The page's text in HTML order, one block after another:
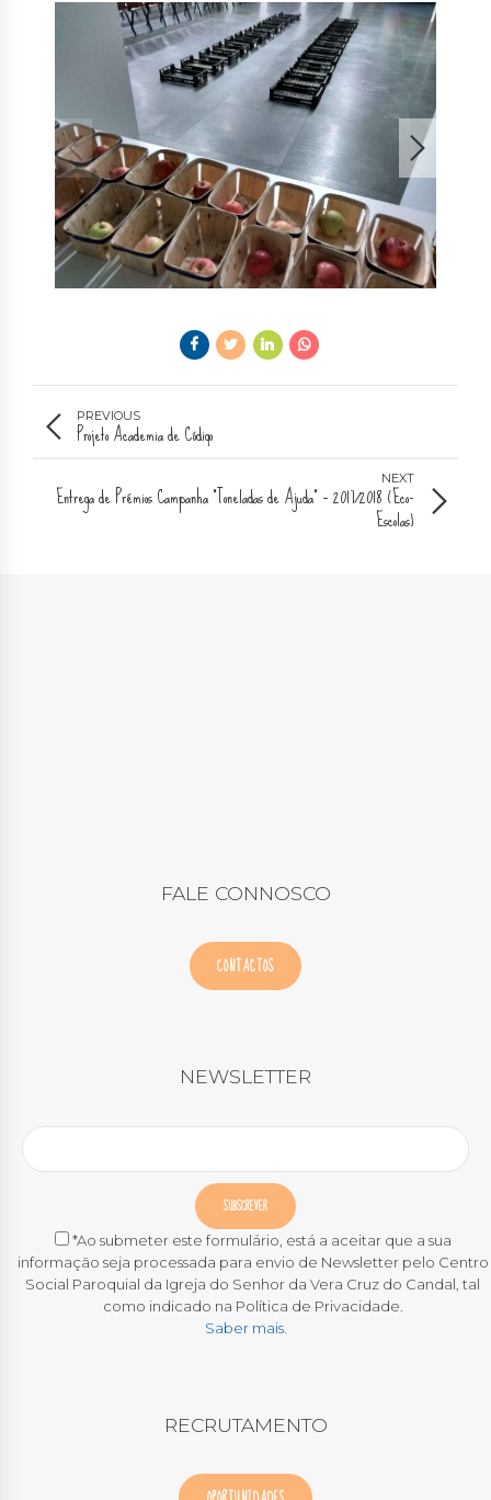
PREVIOUS
Projeto Academia de Código
NEXT
Entrega de Prémios Campanha “Toneladas de Ajuda” – 2017/2018 (Eco-
Escolas)
FALE CONNOSCO
CONTACTOS
NEWSLETTER
*Ao submeter este formulário, está a aceitar que a sua
informação seja processada para envio de Newsletter pelo Centro
Social Paroquial da Igreja do Senhor da Vera Cruz do Candal, tal
como indicado na Política de Privacidade.
Saber mais.
RECRUTAMENTO